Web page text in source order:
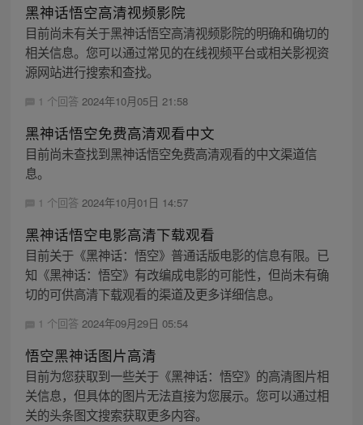
黑神话悟空高清视频影院
目前尚未有关于黑神话悟空高清视频影院的明确和确切的
相关信息。您可以通过常见的在线视频平台或相关影视资
源网站进行搜索和查找。
1 个回答 2024年10月05日 21:58
黑神话悟空免费高清观看中文
目前尚未查找到黑神话悟空免费高清观看的中文渠道信
息。
1 个回答 2024年10月01日 14:57
黑神话悟空电影高清下载观看
目前关于《黑神话：悟空》普通话版电影的信息有限。已
知《黑神话：悟空》有改编成电影的可能性，但尚未有确
切的可供高清下载观看的渠道及更多详细信息。
1 个回答 2024年09月29日 05:54
悟空黑神话图片高清
目前为您获取到一些关于《黑神话：悟空》的高清图片相
关信息，但具体的图片无法直接为您展示。您可以通过相
关的头条图文搜索获取更多内容。